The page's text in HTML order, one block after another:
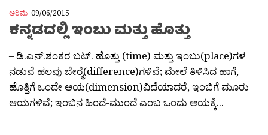
ಅರಿಮೆ 09/06/2015
ಕನ್ನಡದಲ್ಲಿ ಇಂಬು ಮತ್ತು ಹೊತ್ತು
– ಡಿ.ಎನ್.ಶಂಕರ ಬಟ್. ಹೊತ್ತು (time) ಮತ್ತು ಇಂಬು(place)ಗಳ
ನಡುವೆ ಹಲವು ಬೇರ‍್ಮೆ(difference)ಗಳಿವೆ; ಮೇಲೆ ತಿಳಿಸಿದ ಹಾಗೆ,
ಹೊತ್ತಿಗೆ ಒಂದೇ ಆಯ(dimension)ವಿದೆಯಾದರೆ, ಇಂಬಿಗೆ ಮೂರು
ಆಯಗಳಿವೆ; ಇಂಬಿನ ಹಿಂದೆ-ಮುಂದೆ ಎಂಬ ಒಂದು ಆಯಕ್ಕೆ...